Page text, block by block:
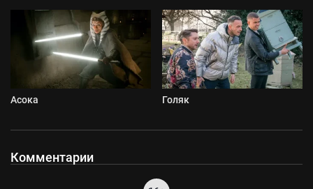
Асока Голяк
Комментарии